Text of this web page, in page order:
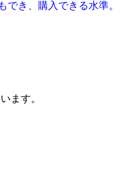
でき、購入できる水準。
ます。